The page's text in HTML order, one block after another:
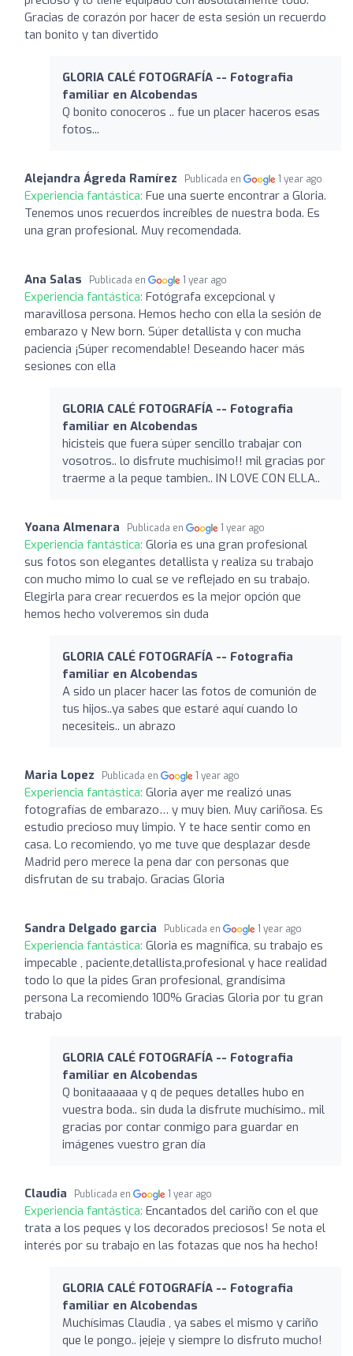
Gracias de corazón por hacer de esta sesión un recuerdo
tan bonito y tan divertido
GLORIA CALÉ FOTOGRAFÍA -- Fotografia
familiar en Alcobendas
Q bonito conoceros .. fue un placer haceros esas
fotos...
Alejandra Ágreda Ramírez Publicada en 1 year ago
Experiencia fantástica: Fue una suerte encontrar a Gloria.
Tenemos unos recuerdos increíbles de nuestra boda. Es
una gran profesional. Muy recomendada.
Ana Salas Publicada en 1 year ago
Experiencia fantástica: Fotógrafa excepcional y
maravillosa persona. Hemos hecho con ella la sesión de
embarazo y New born. Súper detallista y con mucha
paciencia ¡Súper recomendable! Deseando hacer más
sesiones con ella
GLORIA CALÉ FOTOGRAFÍA -- Fotografia
familiar en Alcobendas
hicisteis que fuera súper sencillo trabajar con
vosotros.. lo disfrute muchisimo!! mil gracias por
traerme a la peque tambien.. IN LOVE CON ELLA..
Yoana Almenara Publicada en 1 year ago
Experiencia fantástica: Gloria es una gran profesional
sus fotos son elegantes detallista y realiza su trabajo
con mucho mimo lo cual se ve reflejado en su trabajo.
Elegirla para crear recuerdos es la mejor opción que
hemos hecho volveremos sin duda
GLORIA CALÉ FOTOGRAFÍA -- Fotografia
familiar en Alcobendas
A sido un placer hacer las fotos de comunión de
tus hijos..ya sabes que estaré aquí cuando lo
necesiteis.. un abrazo
Maria Lopez Publicada en 1 year ago
Experiencia fantástica: Gloria ayer me realizó unas
fotografías de embarazo… y muy bien. Muy cariñosa. Es
estudio precioso muy limpio. Y te hace sentir como en
casa. Lo recomiendo, yo me tuve que desplazar desde
Madrid pero merece la pena dar con personas que
disfrutan de su trabajo. Gracias Gloria
Sandra Delgado garcia Publicada en 1 year ago
Experiencia fantástica: Gloria es magnífica, su trabajo es
impecable , paciente,detallista,profesional y hace realidad
todo lo que la pides Gran profesional, grandísima
persona La recomiendo 100% Gracias Gloria por tu gran
trabajo
GLORIA CALÉ FOTOGRAFÍA -- Fotografia
familiar en Alcobendas
Q bonitaaaaaa y q de peques detalles hubo en
vuestra boda.. sin duda la disfrute muchísimo.. mil
gracias por contar conmigo para guardar en
imágenes vuestro gran día
Claudia Publicada en 1 year ago
Experiencia fantástica: Encantados del cariño con el que
trata a los peques y los decorados preciosos! Se nota el
interés por su trabajo en las fotazas que nos ha hecho!
GLORIA CALÉ FOTOGRAFÍA -- Fotografia
familiar en Alcobendas
Muchísimas Claudia , ya sabes el mismo y cariño
que le pongo.. jejeje y siempre lo disfruto mucho!